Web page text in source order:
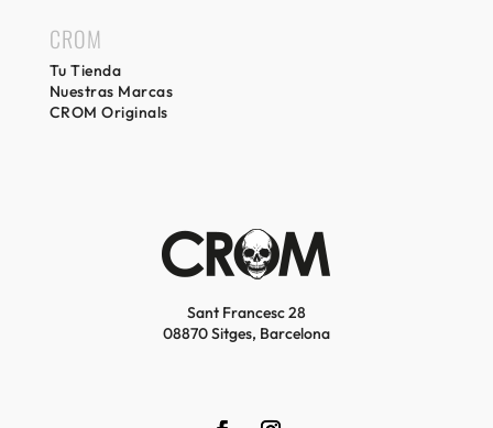
CROM
Tu Tienda
Nuestras Marcas
CROM Originals
Sant Francesc 28
08870 Sitges, Barcelona